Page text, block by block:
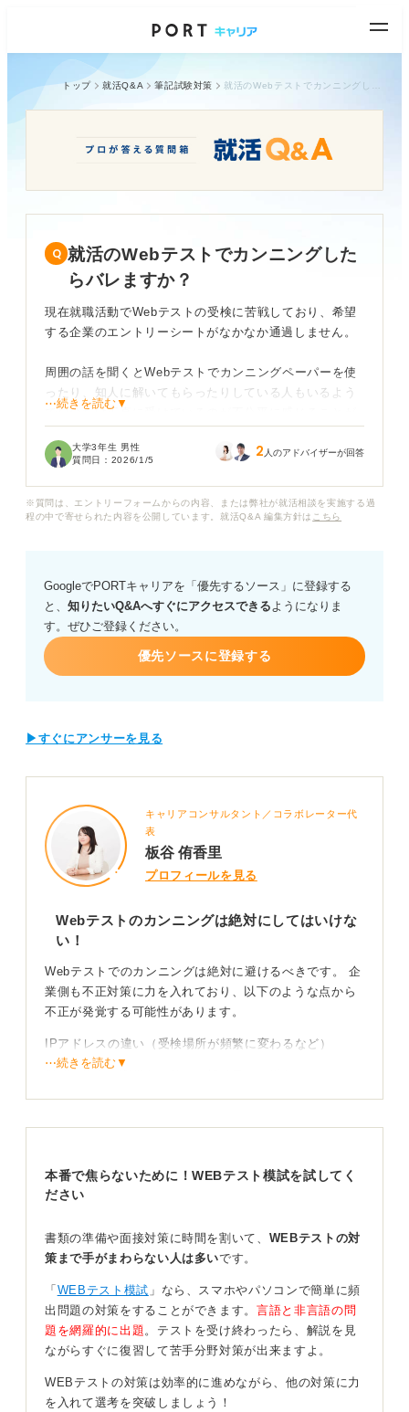
トップ 就活Q&A 筆記試験対策
就活のWebテストでカンニングした
らバレますか？
現在就職活動でWebテストの受検に苦戦しており、希望
する企業のエントリーシートがなかなか通過しません。
周囲の話を聞くとWebテストでカンニングペーパーを使
ったり、知人に解いてもらったりしている人もいるよう
で自分だけ正直に受けているのが不公平に感じることが
やペナルティがあるのか具体的に知りたいです。
また今からでもできる効率的な勉強法や、精神的なプレ
ッシャーに打ち勝つ方法についてもアドバイスをお願い
いたします。
⋯続きを読む▼
大学3年生 男性
質問日： 2026/1/5 2 人のアドバイザーが回答
※質問は、エントリーフォームからの内容、または弊社が就活相談を実施する過
程の中で寄せられた内容を公開しています。就活Q&A 編集方針は こちら
GoogleでPORTキャリアを「優先するソース」に登録する
と、 知りたいQ&Aへすぐにアクセスできるようになりま
す。ぜひご登録ください。
優先ソースに登録する
▶すぐにアンサーを見る
キャリアコンサルタント／コラボレーター代
表
板谷 侑香里
プロフィールを見る
Webテストのカンニングは絶対にしてはいけな
い！
Webテストでのカンニングは絶対に避けるべきです。 企
業側も不正対策に力を入れており、以下のような点から
不正が発覚する可能性があります。
IPアドレスの違い（受検場所が頻繁に変わるなど）
実力で入社するほうが後々苦労しない！
不正が発覚した場合は企業側から直接「不正です」と指
摘されることは少なく、結果として選考で不合格となり
不正が原因と気づかない場合もあります。
しかし不正が発覚すればそのグループ企業全体で、選考
を受けられなくなるなどの大きなリスクを負うことにな
ります。
ほかの学生が回答集などを使って受けていることへの不
⋯続きを読む▼
本番で焦らないために！WEBテスト模試を試してく
ださい
書類の準備や面接対策に時間を割いて、 WEBテストの対
策まで手がまわらない人は多いです。
「 WEBテスト模試 」なら、スマホやパソコンで簡単に頻
出問題の対策をすることができます。言語と非言語の問
題を網羅的に出題 。テストを受け終わったら、解説を見
ながらすぐに復習して苦手分野対策が出来ますよ。
WEBテストの対策は効率的に進めながら、他の対策に力
を入れて選考を突破しましょう！